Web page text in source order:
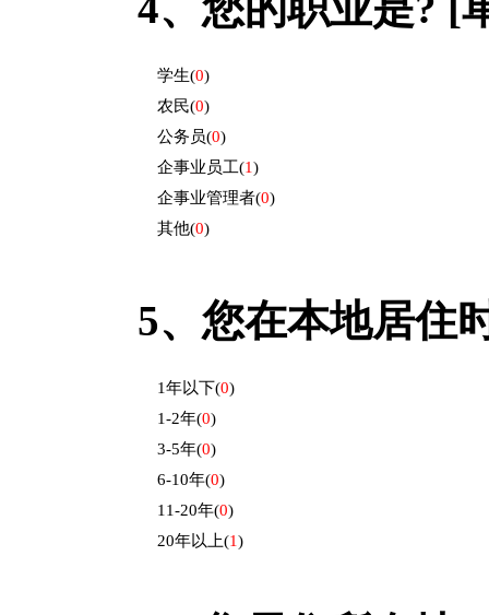
学生(0)
农民(0)
公务员(0)
企事业员工(1)
企事业管理者(0)
其他(0)
5、 您在本地居住
1年以下(0)
1-2年(0)
3-5年(0)
6-10年(0)
11-20年(0)
20年以上(1)